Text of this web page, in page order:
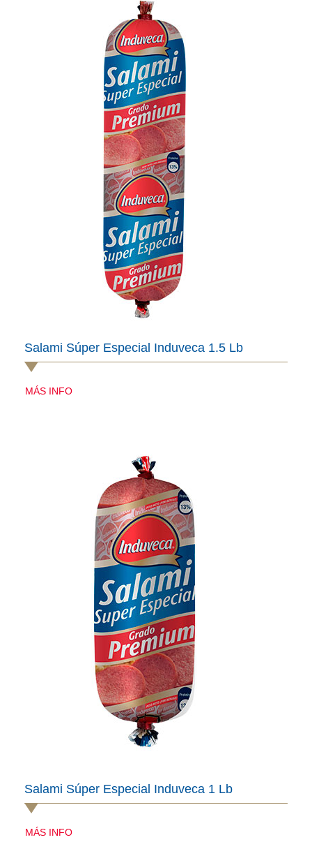
Salami Súper Especial Induveca 1.5 Lb
MÁS INFO
Salami Súper Especial Induveca 1 Lb
MÁS INFO